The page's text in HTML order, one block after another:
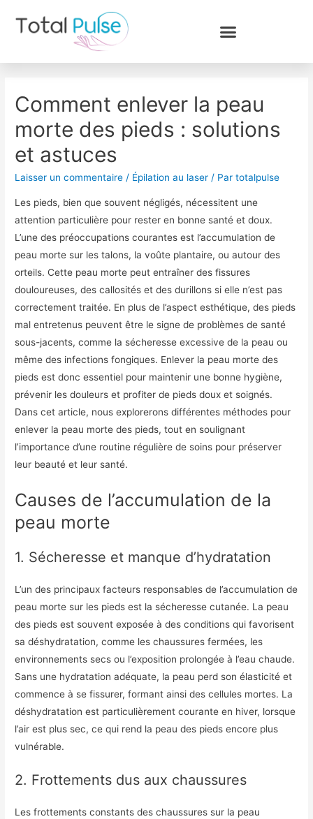
Comment enlever la peau
morte des pieds : solutions
et astuces
Laisser un commentaire / Épilation au laser / Partotalpulse
Les pieds, bien que souvent négligés, nécessitent une
attention particulière pour rester en bonne santé et doux.
L’une des préoccupations courantes est l’accumulation de
peau morte sur les talons, la voûte plantaire, ou autour des
orteils. Cette peau morte peut entraîner des fissures
douloureuses, des callosités et des durillons si elle n’est pas
correctement traitée. En plus de l’aspect esthétique, des pieds
mal entretenus peuvent être le signe de problèmes de santé
sous-jacents, comme la sécheresse excessive de la peau ou
même des infections fongiques. Enlever la peau morte des
pieds est donc essentiel pour maintenir une bonne hygiène,
prévenir les douleurs et profiter de pieds doux et soignés.
Dans cet article, nous explorerons différentes méthodes pour
enlever la peau morte des pieds, tout en soulignant
l’importance d’une routine régulière de soins pour préserver
leur beauté et leur santé.
Causes de l’accumulation de la
peau morte
1. Sécheresse et manque d’hydratation
L’un des principaux facteurs responsables de l’accumulation de
peau morte sur les pieds est la sécheresse cutanée. La peau
des pieds est souvent exposée à des conditions qui favorisent
sa déshydratation, comme les chaussures fermées, les
environnements secs ou l’exposition prolongée à l’eau chaude.
Sans une hydratation adéquate, la peau perd son élasticité et
commence à se fissurer, formant ainsi des cellules mortes. La
déshydratation est particulièrement courante en hiver, lorsque
l’air est plus sec, ce qui rend la peau des pieds encore plus
vulnérable.
2. Frottements dus aux chaussures
Les frottements constants des chaussures sur la peau